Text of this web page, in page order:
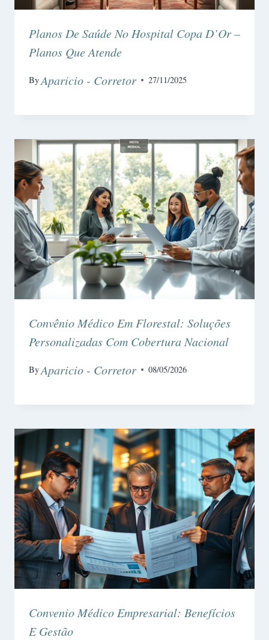
Planos De Saúde No Hospital Copa D’Or –
Planos Que Atende
ByAparicio - Corretor 27/11/2025
Convênio Médico Em Florestal: Soluções
Personalizadas Com Cobertura Nacional
ByAparicio - Corretor 08/05/2026
Convenio Médico Empresarial: Benefícios
E Gestão